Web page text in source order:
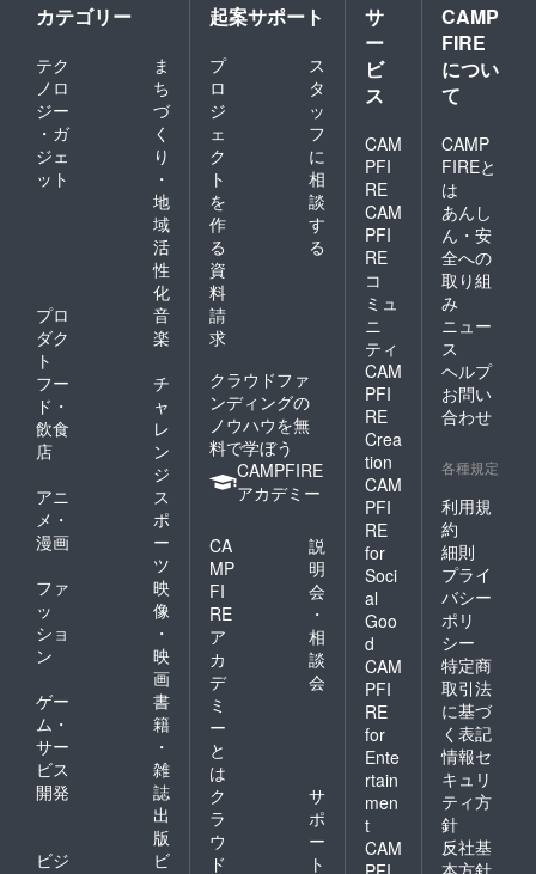
カテゴリー
テク
ノロ
ジー
・ガ
ジェ
ット
ま
ち
づ
く
り
・
地
域
活
性
化
プロ
ダク
ト
音
楽
フー
ド・
飲食
店
チ
ャ
レ
ン
ジ
アニ
メ・
漫画
ス
ポ
ー
ツ
ファ
ッ
ショ
ン
映
像
・
映
画
ゲー
ム・
サー
ビス
開発
書
籍
・
雑
誌
出
版
ビジ
ビ
起案サポート
プ
ロ
ジ
ェ
ク
ト
を
作
る
ス
タ
ッ
フ
に
相
談
す
る
資
料
請
求
クラウドファ
ンディングの
ノウハウを無
料で学ぼう
CAMPFIRE
アカデミー
CA
MP
FI
RE
ア
カ
デ
ミ
ー
と
は
説
明
会
・
相
談
会
ク
ラ
ウ
ド
サ
ポ
ー
ト
サ
ー
ビ
ス
CAM
PFI
RE
CAM
PFI
RE
コ
ミュ
ニ
ティ
CAM
PFI
RE
Crea
tion
CAM
PFI
RE
for
Soci
al
Goo
d
CAM
PFI
RE
for
Ente
rtain
men
t
CAM
CAMP
FIRE
につい
て
CAMP
FIREと
は
あんし
ん・安
全への
取り組
み
ニュー
ス
ヘルプ
お問い
合わせ
各種規定
利用規
約
細則
プライ
バシー
ポリ
シー
特定商
取引法
に基づ
く表記
情報セ
キュリ
ティ方
針
反社基
本方針